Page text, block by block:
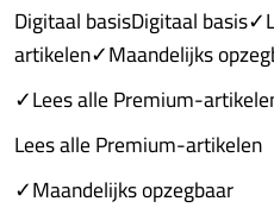
Digitaal basisDigitaal
artikelen✓Maandelijks
✓Lees alle Premium-
Lees alle Premium-artikelen
✓Maandelijks opzegbaar